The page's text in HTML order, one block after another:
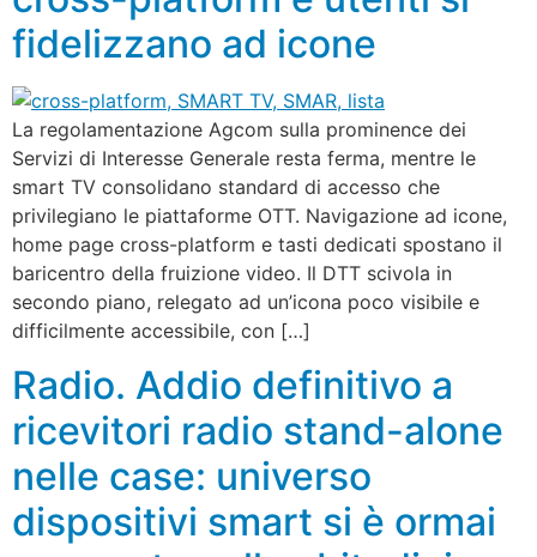
fidelizzano ad icone
La regolamentazione Agcom sulla prominence dei
Servizi di Interesse Generale resta ferma, mentre le
smart TV consolidano standard di accesso che
privilegiano le piattaforme OTT. Navigazione ad icone,
home page cross-platform e tasti dedicati spostano il
baricentro della fruizione video. Il DTT scivola in
secondo piano, relegato ad un’icona poco visibile e
difficilmente accessibile, con […]
Radio. Addio definitivo a
ricevitori radio stand-alone
nelle case: universo
dispositivi smart si è ormai